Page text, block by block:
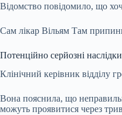
Відомство повідомило, що
Сам лікар Вільям Там
Потенційно серйозні наслідки
Клінічний керівник відділу
Вона пояснила, що
можуть проявитися через